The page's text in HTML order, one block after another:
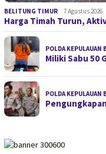
BELITUNG TIMUR 7 Agustus 2026
Harga Timah Turun,
POLDA KEPULAUAN
Miliki Sabu 50
POLDA KEPULAUAN